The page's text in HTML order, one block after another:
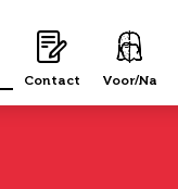
Contact Voor/Na